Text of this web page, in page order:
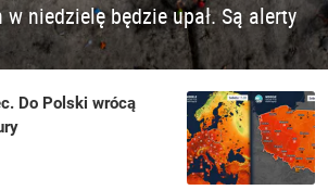
niedzielę będzie upał. Są alerty
Do Polski wrócą